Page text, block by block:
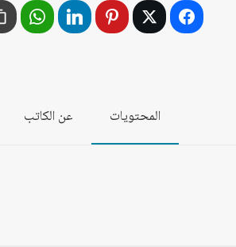
المحتويات عن الكاتب